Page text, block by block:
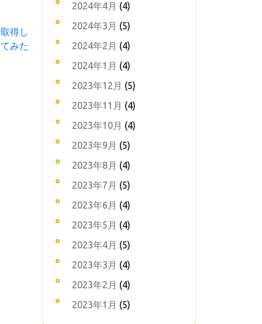
得し
てみた
2024年4月 (4)
2024年3月 (5)
2024年2月 (4)
2024年1月 (4)
2023年12月 (5)
2023年11月 (4)
2023年10月 (4)
2023年9月 (5)
2023年8月 (4)
2023年7月 (5)
2023年6月 (4)
2023年5月 (4)
2023年4月 (5)
2023年3月 (4)
2023年2月 (4)
2023年1月 (5)